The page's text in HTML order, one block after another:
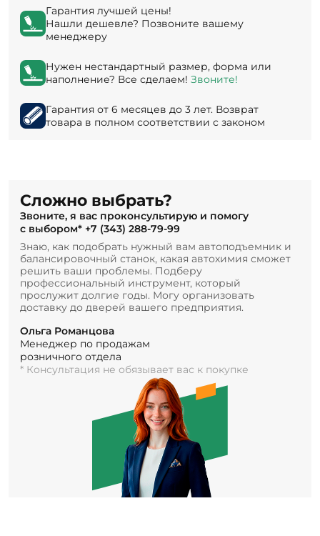
Гарантия лучшей цены!
Нашли дешевле? Позвоните вашему
менеджеру
Нужен нестандартный размер, форма или
наполнение? Все сделаем! Звоните!
Гарантия от 6 месяцев до 3 лет. Возврат
товара в полном соответствии с законом
Сложно выбрать?
Звоните, я вас проконсультирую и помогу
с выбором* +7 (343) 288-79-99
Знаю, как подобрать нужный вам автоподъемник и
балансировочный станок, какая автохимия сможет
решить ваши проблемы. Подберу
профессиональный инструмент, который
прослужит долгие годы. Могу организовать
доставку до дверей вашего предприятия.
Ольга Романцова
Менеджер по продажам
розничного отдела
* Консультация не обязывает вас к покупке